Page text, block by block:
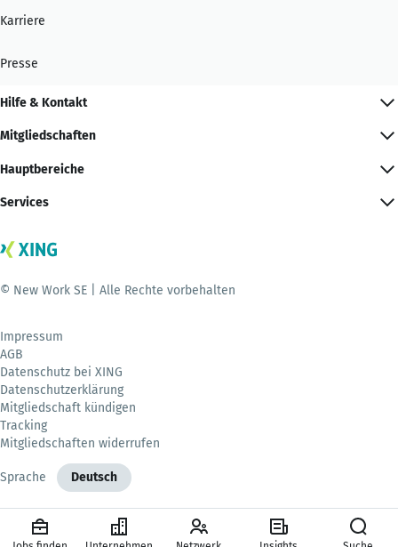
Karriere
Presse
Hilfe & Kontakt
Mitgliedschaften
Hauptbereiche
Services
© New Work SE | Alle Rechte vorbehalten
Impressum
AGB
Datenschutz bei XING
Datenschutzerklärung
Mitgliedschaft kündigen
Tracking
Mitgliedschaften widerrufen
Sprache Deutsch